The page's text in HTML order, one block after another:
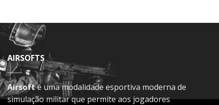
AIRSOFTS
Airsofté uma modalidade esportiva moderna de
simulação militar que permite aos jogadores